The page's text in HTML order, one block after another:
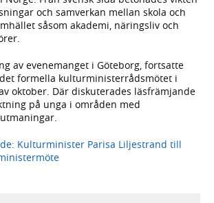
och samverkan mellan skola och
såsom akademi, näringsliv och
av evenemanget i Göteborg, fortsatte
formella kulturministerrådsmötet i
oktober. Där diskuterades läsfrämjande
på unga i områden med
Kulturminister Parisa Liljestrand till